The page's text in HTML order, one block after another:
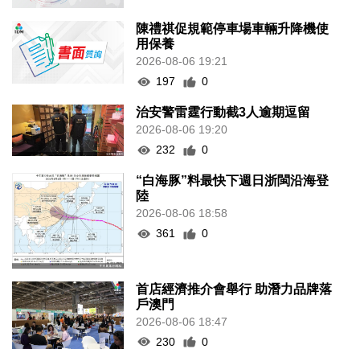
陳禮祺促規範停車場車輛升降機使
用保養
2026-08-06 19:21
197
0
治安警雷霆行動截3人逾期逗留
2026-08-06 19:20
232
0
“白海豚”料最快下週日浙閩沿海登
陸
2026-08-06 18:58
361
0
首店經濟推介會舉行 助潛力品牌落
戶澳門
2026-08-06 18:47
230
0